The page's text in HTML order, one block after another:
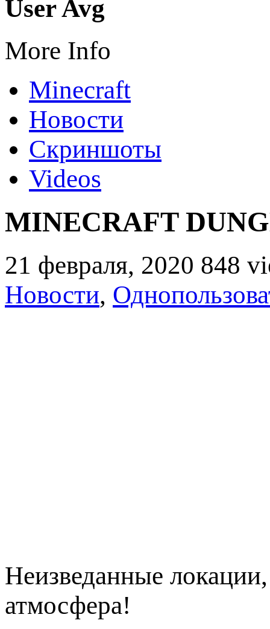
User Avg
More Info
Minecraft
Новости
Скриншоты
Videos
MINECRAFT
21 февраля, 2020 848
Новости,
Неизведанные
атмосфера!